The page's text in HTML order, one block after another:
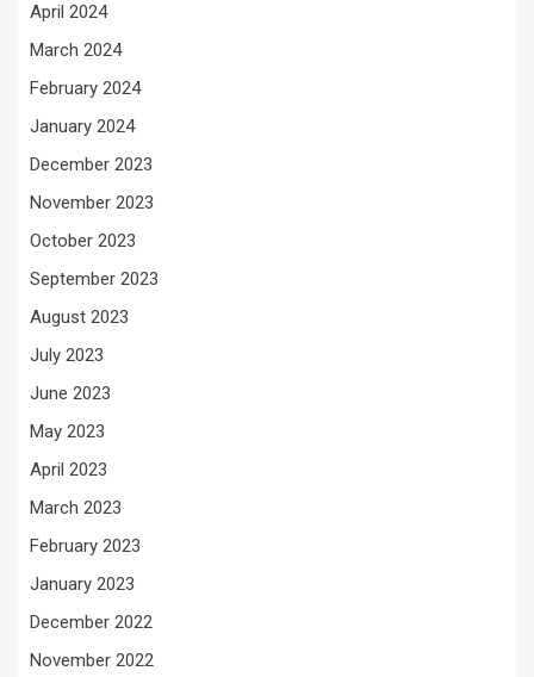
April 2024
March 2024
February 2024
January 2024
December 2023
November 2023
October 2023
September 2023
August 2023
July 2023
June 2023
May 2023
April 2023
March 2023
February 2023
January 2023
December 2022
November 2022